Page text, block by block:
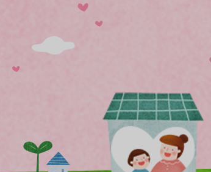
자원봉사안내